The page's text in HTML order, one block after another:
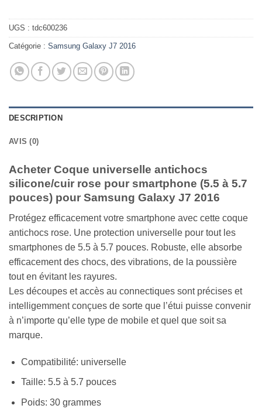
UGS : tdc600236
Catégorie : Samsung Galaxy J7 2016
DESCRIPTION
AVIS (0)
Acheter Coque universelle antichocs
silicone/cuir rose pour smartphone (5.5 à 5.7
pouces) pour Samsung Galaxy J7 2016
Protégez efficacement votre smartphone avec cette coque
antichocs rose. Une protection universelle pour tout les
smartphones de 5.5 à 5.7 pouces. Robuste, elle absorbe
efficacement des chocs, des vibrations, de la poussière
tout en évitant les rayures.
Les découpes et accès au connectiques sont précises et
intelligemment conçues de sorte que l’étui puisse convenir
à n’importe qu’elle type de mobile et quel que soit sa
marque.
Compatibilité: universelle
Taille: 5.5 à 5.7 pouces
Poids: 30 grammes